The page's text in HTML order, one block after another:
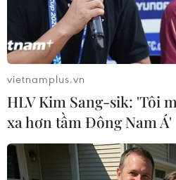
Theo dõi VietnamPlus
TIN LIÊN QUAN
vietnamplus.vn
HLV Kim Sang-sik: 'Tôi
xa hơn tầm Đông Nam Á'